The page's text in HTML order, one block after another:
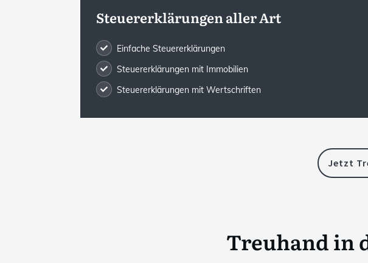
Steuererklärungen aller Art
Einfache Steuererklärungen
Steuererklärungen mit Immobilien
Steuererklärungen mit Wertschriften
Jetzt
Treuhand in